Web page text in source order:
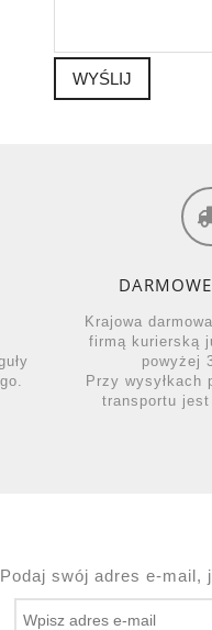
WYŚLIJ
Krajowa
firmą kurierską
powyżej
Przy wysyłkach
transportu jest
Podaj swój adres e-mail,